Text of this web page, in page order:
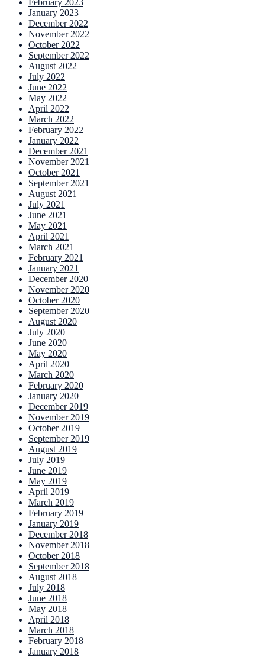
February 2023
January 2023
December 2022
November 2022
October 2022
September 2022
August 2022
July 2022
June 2022
May 2022
April 2022
March 2022
February 2022
January 2022
December 2021
November 2021
October 2021
September 2021
August 2021
July 2021
June 2021
May 2021
April 2021
March 2021
February 2021
January 2021
December 2020
November 2020
October 2020
September 2020
August 2020
July 2020
June 2020
May 2020
April 2020
March 2020
February 2020
January 2020
December 2019
November 2019
October 2019
September 2019
August 2019
July 2019
June 2019
May 2019
April 2019
March 2019
February 2019
January 2019
December 2018
November 2018
October 2018
September 2018
August 2018
July 2018
June 2018
May 2018
April 2018
March 2018
February 2018
January 2018